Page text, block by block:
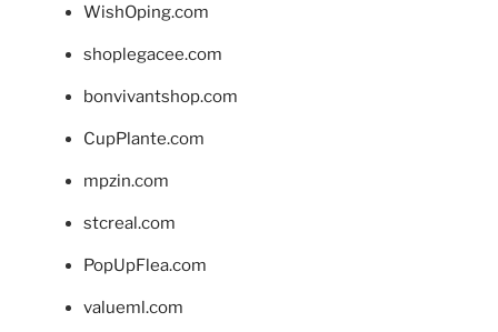
WishOping.com
shoplegacee.com
bonvivantshop.com
CupPlante.com
mpzin.com
stcreal.com
PopUpFlea.com
valueml.com